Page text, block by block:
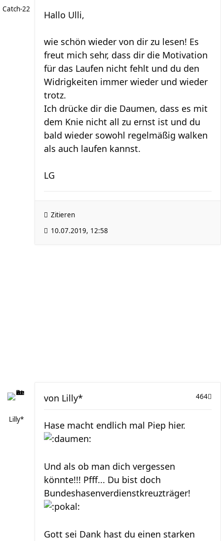
Catch-22 Hallo Ulli,
wie schön wieder von dir zu lesen! Es
freut mich sehr, dass dir die Motivation
für das Laufen nicht fehlt und du den
Widrigkeiten immer wieder und wieder
trotz.
Ich drücke dir die Daumen, dass es mit
dem Knie nicht all zu ernst ist und du
bald wieder sowohl regelmäßig walken
als auch laufen kannst.
LG
Zitieren
10.07.2019, 12:58
Lilly*
464
von Lilly*
Hase macht endlich mal Piep hier.
Und als ob man dich vergessen
könnte!!! Pfff... Du bist doch
Bundeshasenverdienstkreuzträger!
Gott sei Dank hast du einen starken